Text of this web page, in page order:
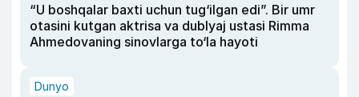
“U boshqalar baxti uchun tug‘ilgan edi”. Bir umr
otasini kutgan aktrisa va dublyaj ustasi Rimma
Ahmedovaning sinovlarga to‘la hayoti
Dunyo